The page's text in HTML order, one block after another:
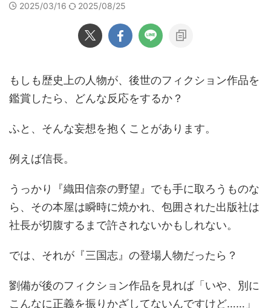
2025/03/16 2025/08/25
もしも歴史上の人物が、後世のフィクション作品を
鑑賞したら、どんな反応をするか？
ふと、そんな妄想を抱くことがあります。
例えば信長。
うっかり『織田信奈の野望』でも手に取ろうものな
ら、その本屋は瞬時に焼かれ、包囲された出版社は
社長が切腹するまで許されないかもしれない。
では、それが『三国志』の登場人物だったら？
劉備が後のフィクション作品を見れば「いや、別に
こんなに正義を振りかざしてないんですけど……」